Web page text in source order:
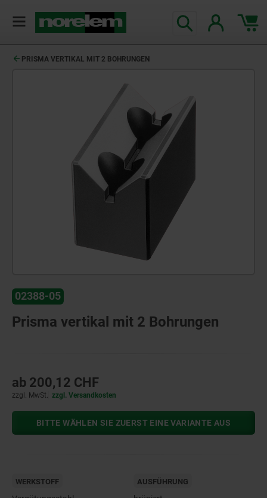
PRISMA VERTIKAL MIT 2 BOHRUNGEN
02388-05
Prisma vertikal mit 2 Bohrungen
ab 200,12 CHF
zzgl. MwSt. zzgl. Versandkosten
BITTE WÄHLEN SIE ZUERST EINE VARIANTE AUS
WERKSTOFF AUSFÜHRUNG